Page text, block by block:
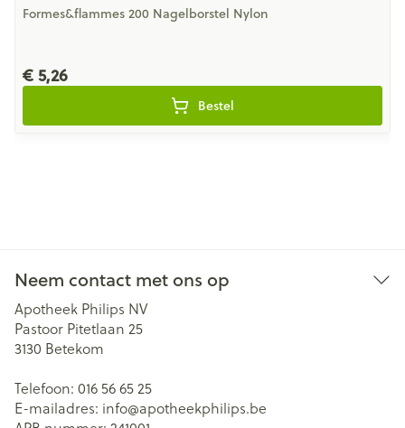
Formes&flammes 200 Nagelborstel Nylon
€ 5,26
Bestel
Neem contact met ons op
Apotheek Philips NV
Pastoor Pitetlaan 25
3130 Betekom
Telefoon: 016 56 65 25
E-mailadres: info@apotheekphilips.be